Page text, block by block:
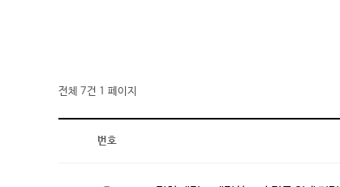
전체 7건 1 페이지
번호